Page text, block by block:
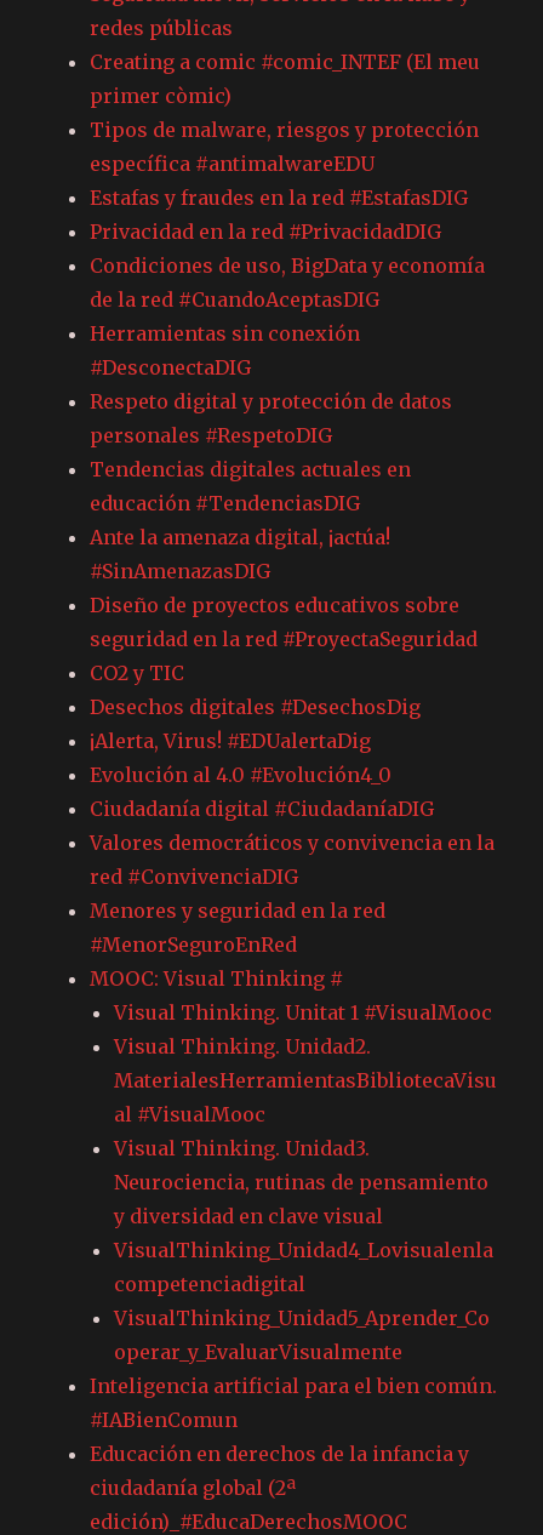
redes públicas
Creating a comic #comic_INTEF (El meu
primer còmic)
Tipos de malware, riesgos y protección
específica #antimalwareEDU
Estafas y fraudes en la red #EstafasDIG
Privacidad en la red #PrivacidadDIG
Condiciones de uso, BigData y economía
de la red #CuandoAceptasDIG
Herramientas sin conexión
#DesconectaDIG
Respeto digital y protección de datos
personales #RespetoDIG
Tendencias digitales actuales en
educación #TendenciasDIG
Ante la amenaza digital, ¡actúa!
#SinAmenazasDIG
Diseño de proyectos educativos sobre
seguridad en la red #ProyectaSeguridad
CO2 y TIC
Desechos digitales #DesechosDig
¡Alerta, Virus! #EDUalertaDig
Evolución al 4.0 #Evolución4_0
Ciudadanía digital #CiudadaníaDIG
Valores democráticos y convivencia en la
red #ConvivenciaDIG
Menores y seguridad en la red
#MenorSeguroEnRed
MOOC: Visual Thinking #
Visual Thinking. Unitat 1 #VisualMooc
Visual Thinking. Unidad2.
MaterialesHerramientasBibliotecaVisu
al #VisualMooc
Visual Thinking. Unidad3.
Neurociencia, rutinas de pensamiento
y diversidad en clave visual
VisualThinking_Unidad4_Lovisualenla
competenciadigital
VisualThinking_Unidad5_Aprender_Co
operar_y_EvaluarVisualmente
Inteligencia artificial para el bien común.
#IABienComun
Educación en derechos de la infancia y
ciudadanía global (2ª
edición)_#EducaDerechosMOOC